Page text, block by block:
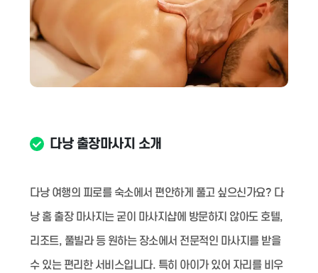
다낭 출장마사지 소개
다낭 여행의 피로를 숙소에서 편안하게 풀고 싶으신가요? 다
낭 홈 출장 마사지는 굳이 마사지샵에 방문하지 않아도 호텔,
리조트, 풀빌라 등 원하는 장소에서 전문적인 마사지를 받을
수 있는 편리한 서비스입니다. 특히 아이가 있어 자리를 비우